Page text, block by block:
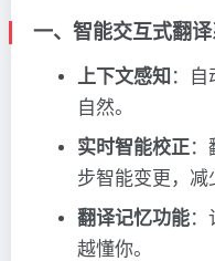
一、智能交互式翻
上下文感知 ：
自然。
实时智能校正：
步智能变更，减
翻译记忆功能：
越懂你。